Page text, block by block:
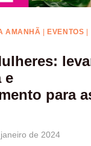
AMANHÃ EVENTOS
e
para
de 2024